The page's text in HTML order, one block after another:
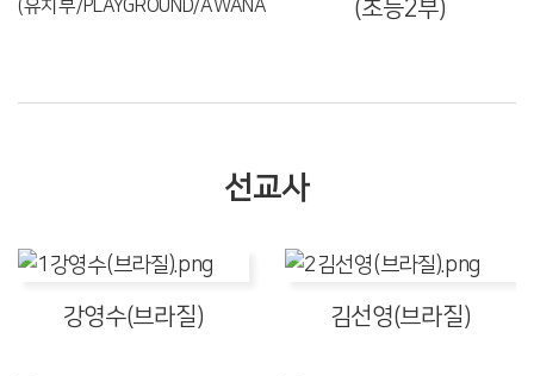
(유치부/PLAYGROUND/AWANA)
(초등2부)
선교사
강영수(브라질) 김선영(브라질)